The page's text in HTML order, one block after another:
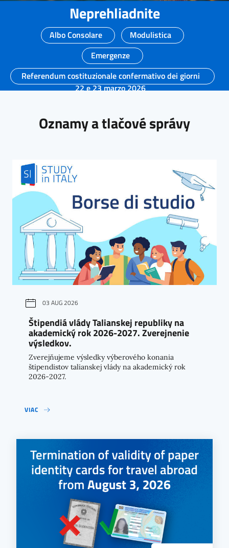
Neprehliadnite
Albo Consolare
Modulistica
Emergenze
Referendum costituzionale confermativo dei giorni
22 e 23 marzo 2026
Oznamy a tlačové správy
03 AUG 2026
Štipendiá vlády Talianskej republiky na
akademický rok 2026-2027. Zverejnenie
výsledkov.
Zverejňujeme výsledky výberového konania
štipendistov talianskej vlády na akademický rok
2026-2027.
VIAC